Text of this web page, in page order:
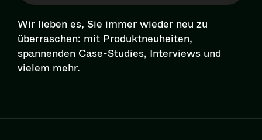
Wir lieben es, Sie immer wieder neu zu
überraschen: mit Pro­dukt­neu­hei­ten,
spannenden Case-Studies, Interviews und
vielem mehr.